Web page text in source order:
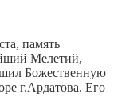
память
Мелетий,
Божественную
г.Ардатова. Его